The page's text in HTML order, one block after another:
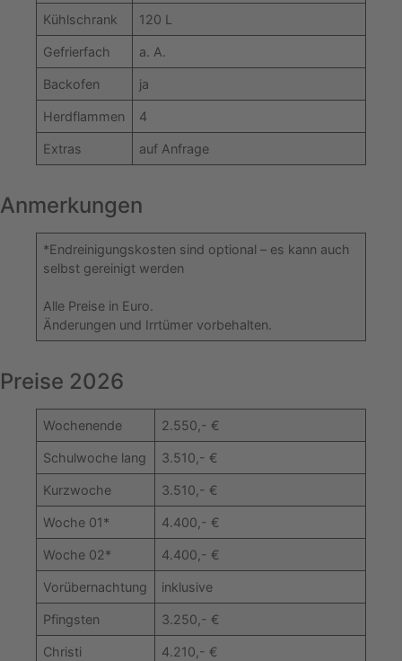
Kühlschrank 120 L
Gefrierfach a. A.
Backofen ja
Herdflammen 4
Extras auf Anfrage
Anmerkungen
*Endreinigungskosten sind optional – es kann auch
selbst gereinigt werden
Alle Preise in Euro.
Änderungen und Irrtümer vorbehalten.
Preise 2026
Wochenende 2.550,- €
Schulwoche lang 3.510,- €
Kurzwoche 3.510,- €
Woche 01* 4.400,- €
Woche 02* 4.400,- €
Vorübernachtung inklusive
Pfingsten 3.250,- €
Christi
4.210,- €